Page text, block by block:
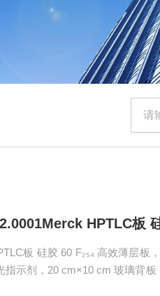
HPTLC板
板 硅胶 60 F₂₅₄ 高效薄层板
指示剂，20 cm×10 cm 玻璃背